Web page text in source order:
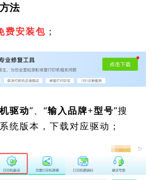
法
费安装包 ；
驱动”、“输入品牌+型号”搜
统版本，下载对应驱动；